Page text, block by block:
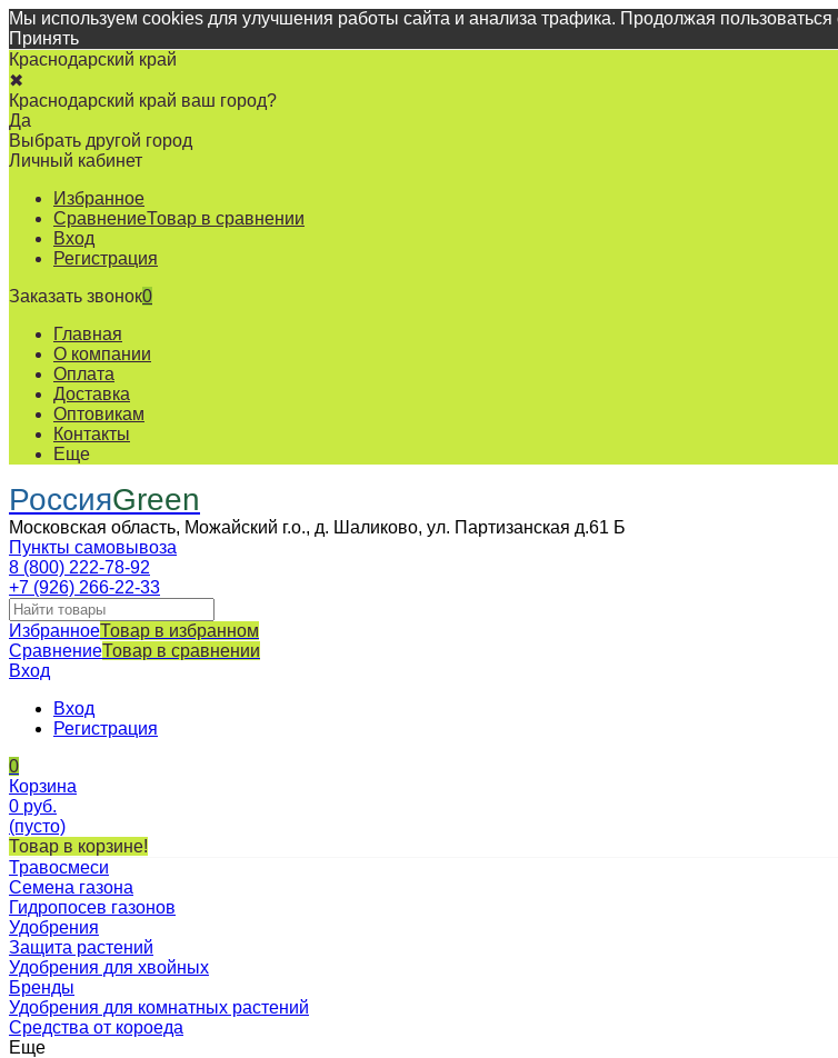
Мы используем cookies для улучшения работы сайта и анализа трафика. Продолжая
Принять
Краснодарский край
✖
Краснодарский край ваш город?
Да
Выбрать другой город
Личный кабинет
Избранное
СравнениеТовар в сравнении
Вход
Регистрация
Заказать звонок0
Главная
О компании
Оплата
Доставка
Оптовикам
Контакты
Еще
РоссияGreen
Московская область, Можайский г.о., д. Шаликово, ул. Партизанская д.61 Б
Пункты самовывоза
8 (800) 222-78-92
+7 (926) 266-22-33
ИзбранноеТовар в избранном
СравнениеТовар в сравнении
Вход
Вход
Регистрация
0
Корзина
0 руб.
(пусто)
Товар в корзине!
Травосмеси
Семена газона
Гидропосев газонов
Удобрения
Защита растений
Удобрения для хвойных
Бренды
Удобрения для комнатных растений
Средства от короеда
Еще